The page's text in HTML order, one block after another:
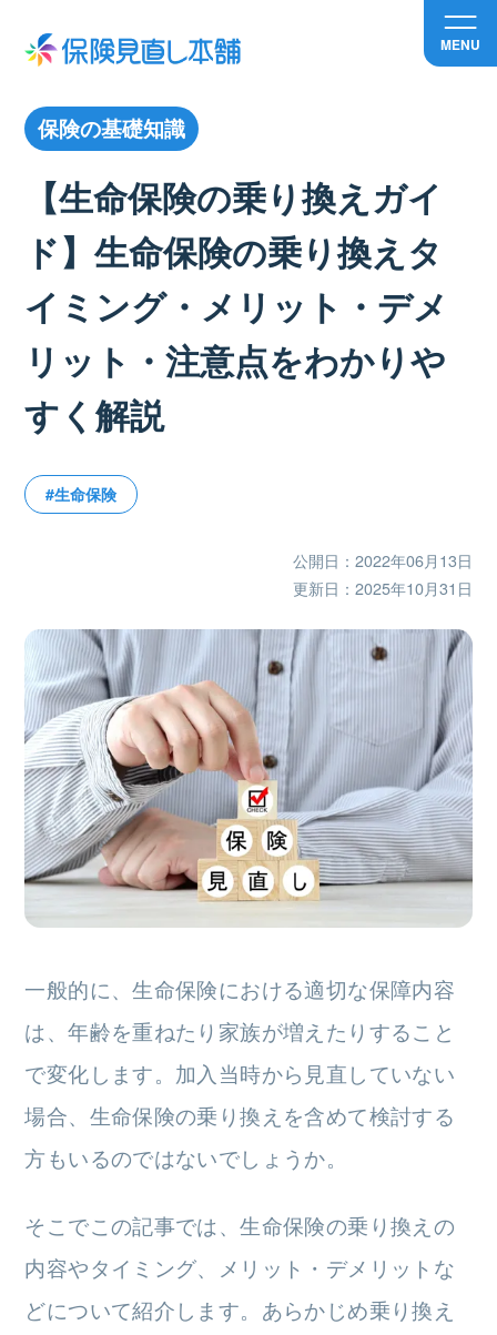
MENU
保険の基礎知識
【生命保険の乗り換えガイ
ド】生命保険の乗り換えタ
イミング・メリット・デメ
リット・注意点をわかりや
すく解説
#生命保険
公開日：2022年06月13日
更新日：2025年10月31日
一般的に、生命保険における適切な保障内容
は、年齢を重ねたり家族が増えたりすること
で変化します。加入当時から見直していない
場合、生命保険の乗り換えを含めて検討する
方もいるのではないでしょうか。
そこでこの記事では、生命保険の乗り換えの
内容やタイミング、メリット・デメリットな
どについて紹介します。あらかじめ乗り換え